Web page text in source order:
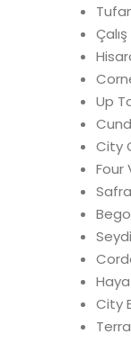
Up
City
Four
City